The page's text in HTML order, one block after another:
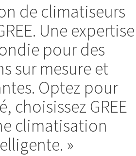
de climatiseurs
Une expertise
pour des
sur mesure et
Optez pour
choisissez GREE
climatisation
»